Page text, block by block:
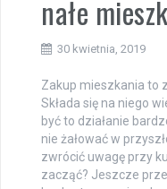
nałe
30 kwietnia, 2019
Zakup mieszkania to
Składa się na niego
być to działanie
nie żałować w
zwrócić uwagę przy
zacząć? Jeszcze